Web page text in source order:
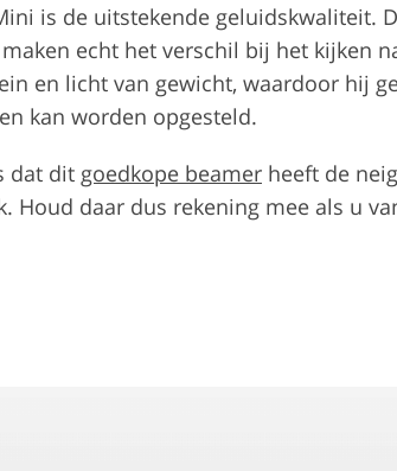
is de uitstekende geluidskwaliteit.
echt het verschil bij het kijken
en licht van gewicht, waardoor hij
kan worden opgesteld.
dat dit goedkope beamer heeft de
Houd daar dus rekening mee als u